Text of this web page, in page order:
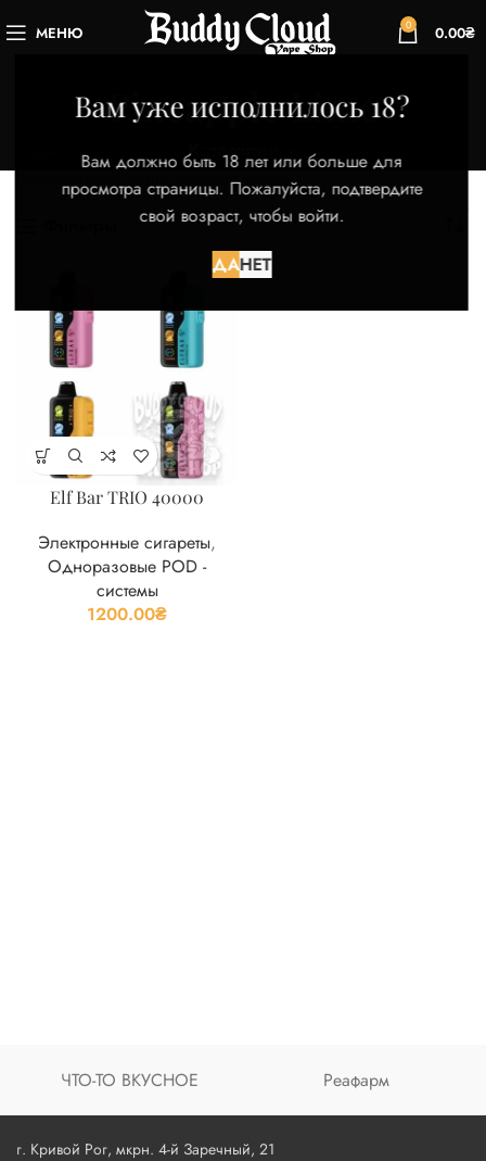
Вам уже исполнилось 18?
Вам должно быть 18 лет или больше для
просмотра страницы. Пожалуйста, подтвердите
свой возраст, чтобы войти.
ДАНЕТ
МЕНЮ 0 0.00₴
Pineapple Lime
Категории
Товар Вкус
Pineapple Lime
Отображение единственного товара
Elf Bar TRIO 40000
Электронные сигареты,
Одноразовые POD -
системы
1200.00₴
ЧТО-ТО ВКУСНОЕ Реафарм
г. Кривой Рог, мкрн. 4-й Заречный, 21